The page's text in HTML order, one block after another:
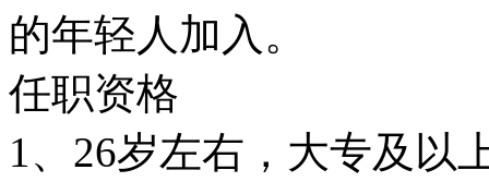
的年轻人加入。
任职资格
1、26岁左右，大专及以